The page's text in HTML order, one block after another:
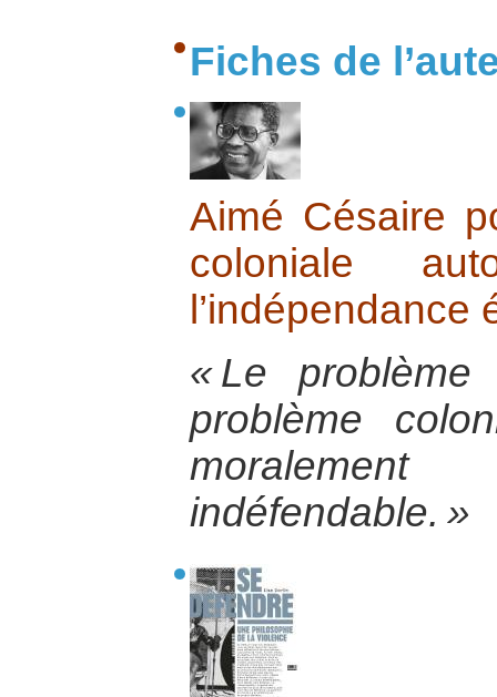
Fiches de
Aimé Césaire
coloniale
« Le
problème
moralement
indéfendable. »